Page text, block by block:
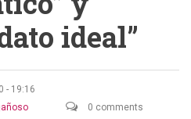
ideal”
- 19:16
0 comments